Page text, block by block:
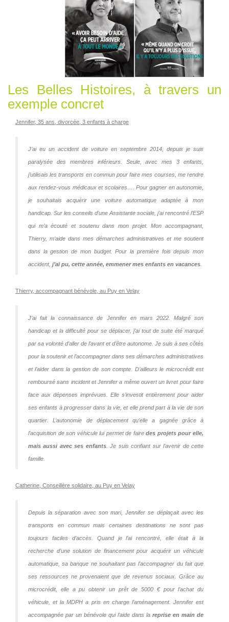
Les Belles Histoires, à travers un
exemple concret
Jennifer, 35 ans, divorcée, 3 enfants à charge
J’ai eu un accident de voiture en septembre 2014, depuis je suis
paralysée des membres inférieurs. Seule, avec mes 3 enfants,
j’utilisais les transports en commun pour faire mes courses, me rendre
aux rendez-vous médicaux et scolaires…. Pour gagner en autonomie,
je souhaitais acquérir une voiture automatique adaptée à mon
handicap. Sur les conseils d’une Assistante sociale, j’ai rencontré l’ESP
qui m’a écouté et soutenu dans mon projet. Mon accompagnant,
Thierry, m’aide dans mes démarches administratives et me soutient
dans la gestion de mon budget. Pour la première fois depuis mon
accident, j’ai pu, cette année, emmener mes enfants en vacances
Thierry, accompagnant bénévole, au Puy en Velay
J’ai fait la connaissance de Jennifer en mars 2022. Malgré son
handicap et la difficulté pour se déplacer, j’ai tout de suite été marqué
par sa volonté d’aller de l’avant et d’être autonome. Je suis à ses côtés
pour la soutenir et l’accompagner dans ses démarches administratives
et l’aider dans la gestion de son compte. D’ailleurs le microcrédit est
remboursé sans incident et Jennifer a même ouvert un livret pour faire
face aux dépenses imprévues. Elle s’investit entièrement pour aider
ses enfants à progresser dans la vie, et elle prend part à la vie de son
quartier. L’autonomie de déplacement qu’elle a gagnée grâceà
l’acquisition de son véhicule lui permet de fairedes projets pour elle,
mais aussi avec ses enfants. Je suis confiant sur l’avenir de cette
famille.
Catherine, Conseillère solidaire, au Puy en Velay
Depuis la séparation avec son mari, Jennifer se déplaçait avec les
transports en commun mais certaines destinations ne sont pas
toujours faciles d’accès. Quand je l’ai rencontré, elle était à la
recherche d’une solution de financement pour acquérir un véhicule
automatique, sa banque ne souhaitant pas l’accompagner du fait que
ses ressources ne provenaient que de revenus sociaux. Grâce au
microcrédit, elle a pu obtenir un prêt de 5000 € pour l’achat du
véhicule, et la MDPH a pris en charge l’aménagement. Jennifer est
accompagnée par un bénévole qui l’aide dans la reprise en main de